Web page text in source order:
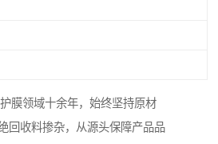
膜领域十余年，始终坚持原材
回收料掺杂，从源头保障产品品